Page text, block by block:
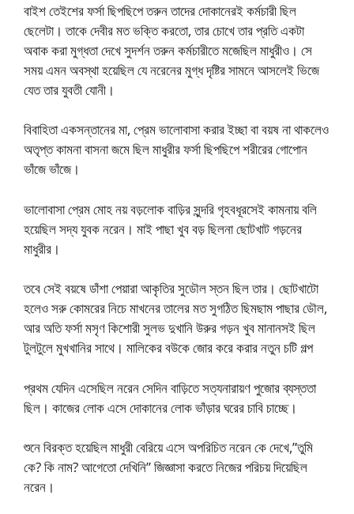
বাইশ তেইশের ফর্সা ছিপছিপে তরুন তাদের দোকানেরই কর্মচারী ছিল
ছেলেটা। তাকে দেবীর মত ভক্তি করতো, তার চোখে তার প্রতি একটা
অবাক করা মুগ্ধতা দেখে সুদর্শন তরুন কর্মচারীতে মজেছিল মাধুরীও। সে
সময় এমন অবস্থা হয়েছিল যে নরেনের মুগ্ধ দৃষ্টির সামনে আসলেই ভিজে
যেত তার যুবতী যোনী।
বিবাহিতা একসন্তানের মা, প্রেম ভালোবাসা করার ইচ্ছা বা বয়ষ না থাকলেও
অতৃপ্ত কামনা বাসনা জমে ছিল মাধুরীর ফর্সা ছিপছিপে শরীরের গোপোন
ভাঁজে ভাঁজে।
ভালোবাসা প্রেম মোহ নয় বড়লোক বাড়ির সুন্দরি গৃহবধূরসেই কামনায় বলি
হয়েছিল সদ্য যুবক নরেন। মাই পাছা খুব বড় ছিলনা ছোটখাট গড়নের
মাধুরীর।
তবে সেই বয়ষে ডাঁশা পেয়ারা আকৃতির সুডৌল স্তন ছিল তার। ছোটখাটো
হলেও সরু কোমরের নিচে মাখনের তালের মত সুগঠিত ছিমছাম পাছার ডৌল,
আর অতি ফর্সা মসৃণ কিশোরী সুলভ দুখানি উরুর গড়ন খুব মানানসই ছিল
টুলটুলে মুখখানির সাথে। মালিকের বউকে জোর করে করার নতুন চটি গল্প
প্রথম যেদিন এসেছিল নরেন সেদিন বাড়িতে সত্যনারায়ণ পুজোর ব্যস্ততা
ছিল। কাজের লোক এসে দোকানের লোক ভাঁড়ার ঘরের চাবি চাচ্ছে।
শুনে বিরক্ত হয়েছিল মাধুরী বেরিয়ে এসে অপরিচিত নরেন কে দেখে,”তুমি
কে? কি নাম? আগেতো দেখিনি” জিজ্ঞাসা করতে নিজের পরিচয় দিয়েছিল
নরেন।